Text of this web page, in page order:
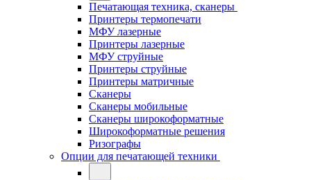
Печатающая техника, сканеры
Принтеры термопечати
МФУ лазерные
Принтеры лазерные
МФУ струйные
Принтеры струйные
Принтеры матричные
Сканеры
Сканеры мобильные
Сканеры широкоформатные
Широкоформатные решения
Ризографы
Опции для печатающей техники